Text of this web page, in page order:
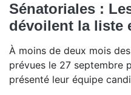
Sénatoriales :
dévoilent la liste
À moins de deux mois
prévues le 27 septembre
présenté leur équipe